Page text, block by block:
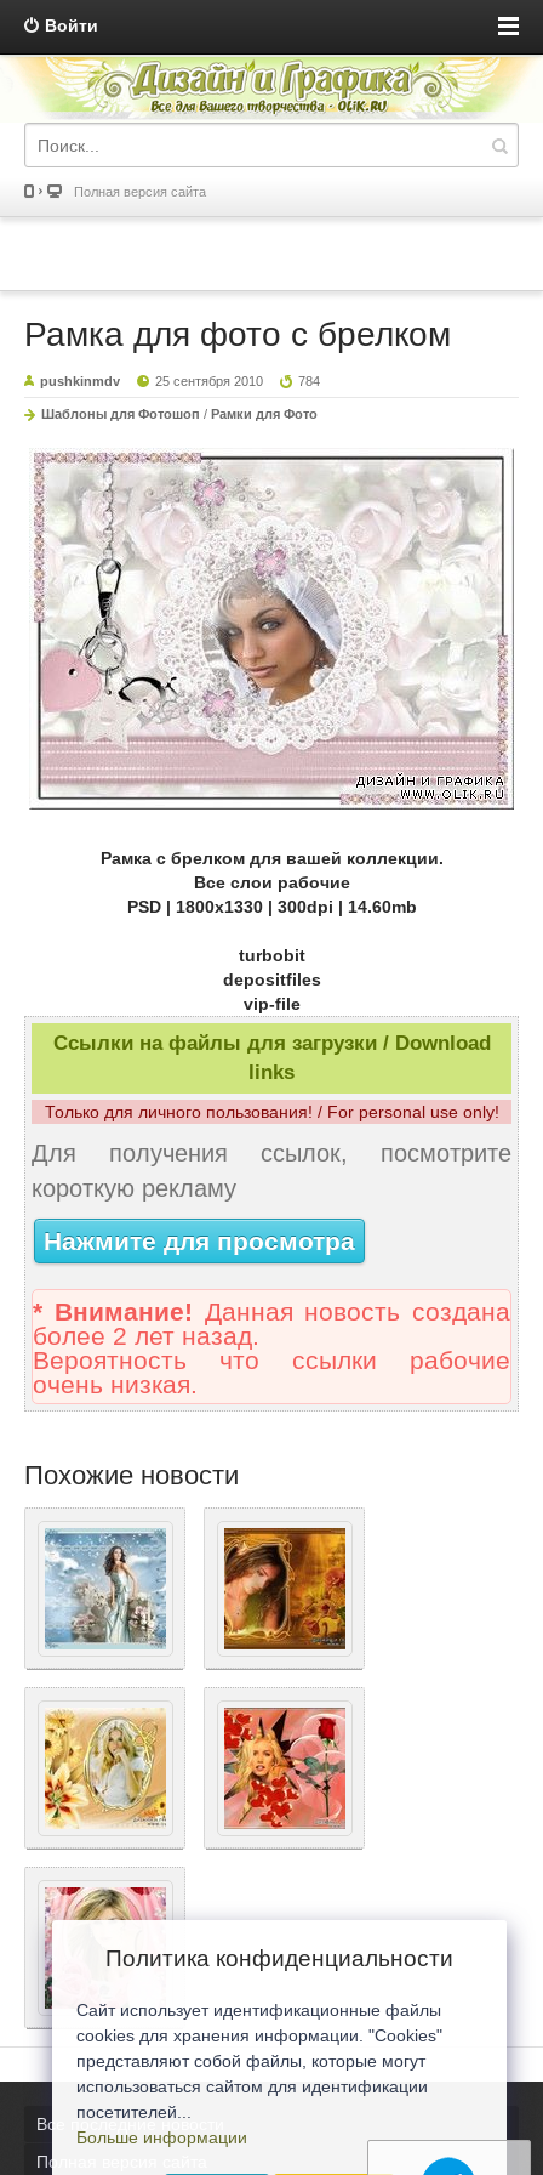
Войти
Полная версия сайта
Рамка для фото с брелком
pushkinmdv 25 сентября 2010 784
Шаблоны для Фотошоп / Рамки для Фото
Рамка с брелком для вашей коллекции.
Все слои рабочие
PSD | 1800х1330 | 300dpi | 14.60mb
turbobit
depositfiles
vip-file
Ссылки на файлы для загрузки / Download
links
Только для личного пользования! / For personal use only!
Для получения ссылок, посмотрите
короткую рекламу
Нажмите для просмотра
* Внимание! Данная новость создана
более 2 лет назад.
Вероятность что ссылки рабочие
очень низкая.
Похожие новости
Все последние новости
Полная версия сайта
Политика конфиденциальности
Сайт использует идентификационные файлы
cookies для хранения информации. "Cookies"
представляют собой файлы, которые могут
использоваться сайтом для идентификации
посетителей...
Больше информации